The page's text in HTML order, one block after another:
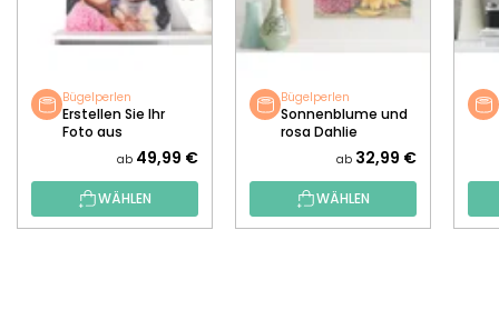
Bügelperlen
Erstellen Sie Ihr
Foto aus
Bügelperlen
ab 49,99 €
WÄHLEN
Bügelperlen
Sonnenblume und
rosa Dahlie
ab 32,99 €
WÄHLEN